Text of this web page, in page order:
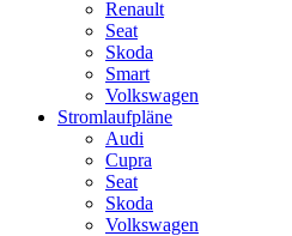
Renault
Seat
Skoda
Smart
Volkswagen
Stromlaufpläne
Audi
Cupra
Seat
Skoda
Volkswagen